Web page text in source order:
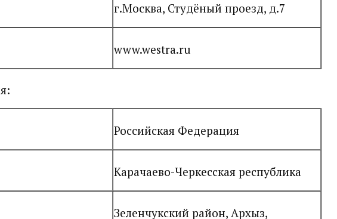
г.Москва, Студёный проезд, д.7
www.westra.ru
Российская Федерация
Карачаево-Черкесская республика
Зеленчукский район, Архыз,